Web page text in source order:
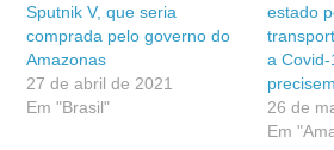
Sputnik V, que seria
comprada pelo governo do
Amazonas
27 de abril de 2021
Em "Brasil"
estado
a
precisem
26 de
Em